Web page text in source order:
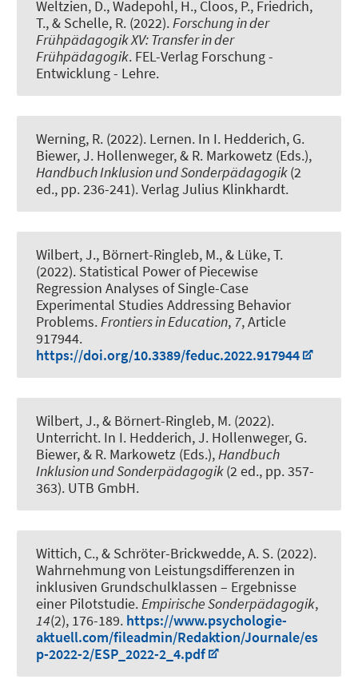
Weltzien, D., Wadepohl, H., Cloos, P., Friedrich,
T., & Schelle, R. (2022). Forschung in der
Frühpädagogik XV: Transfer in der
Frühpädagogik. FEL-Verlag Forschung -
Entwicklung - Lehre.
Werning, R. (2022). Lernen. In I. Hedderich, G.
Biewer, J. Hollenweger, & R. Markowetz (Eds.),
Handbuch Inklusion und Sonderpädagogik(2
ed., pp. 236-241). Verlag Julius Klinkhardt.
Wilbert, J., Börnert-Ringleb, M., & Lüke, T.
(2022). Statistical Power of Piecewise
Regression Analyses of Single-Case
Experimental Studies Addressing Behavior
Problems.Frontiers in Education, 7, Article
917944.
https://doi.org/10.3389/feduc.2022.917944
Wilbert, J., & Börnert-Ringleb, M. (2022).
Unterricht. In I. Hedderich, J. Hollenweger, G.
Biewer, & R. Markowetz (Eds.),Handbuch
Inklusion und Sonderpädagogik(2 ed., pp. 357-
363). UTB GmbH.
Wittich, C., & Schröter-Brickwedde, A. S. (2022).
Wahrnehmung von Leistungsdifferenzen in
inklusiven Grundschulklassen – Ergebnisse
einer Pilotstudie.Empirische Sonderpädagogik,
14(2), 176-189. https://www.psychologie-
aktuell.com/fileadmin/Redaktion/Journale/es
p-2022-2/ESP_2022-2_4.pdf